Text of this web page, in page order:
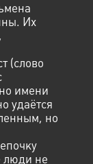
Их
(слово
имени
удаётся
но
люди не